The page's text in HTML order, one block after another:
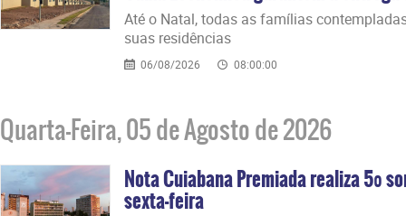
Até o Natal, todas as famílias
suas residências
06/08/2026 08:00:00
Quarta-Feira, 05 de Agosto de 2026
Nota Cuiabana Premiada realiza 5º
sexta-feira